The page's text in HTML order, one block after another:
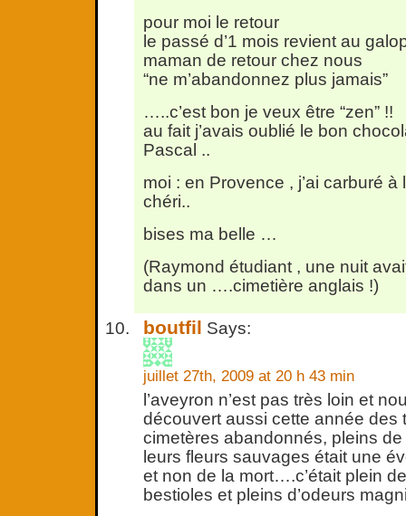
pour moi le retour
le passé d’1 mois revient au
maman de retour chez nous
“ne m’abandonnez plus jamais”
…..c’est bon je veux être “zen” !!
au fait j’avais oublié le bon
Pascal ..
moi : en Provence , j’ai carburé à
chéri..
bises ma belle …
(Raymond étudiant , une nuit
dans un ….cimetière anglais !)
boutfil Says:
juillet 27th, 2009 at 20 h 43 min
l’aveyron n’est pas très loin et
découvert aussi cette année des
cimetères abandonnés, pleins
leurs fleurs sauvages était une
et non de la mort….c’était plein
bestioles et pleins d’odeurs